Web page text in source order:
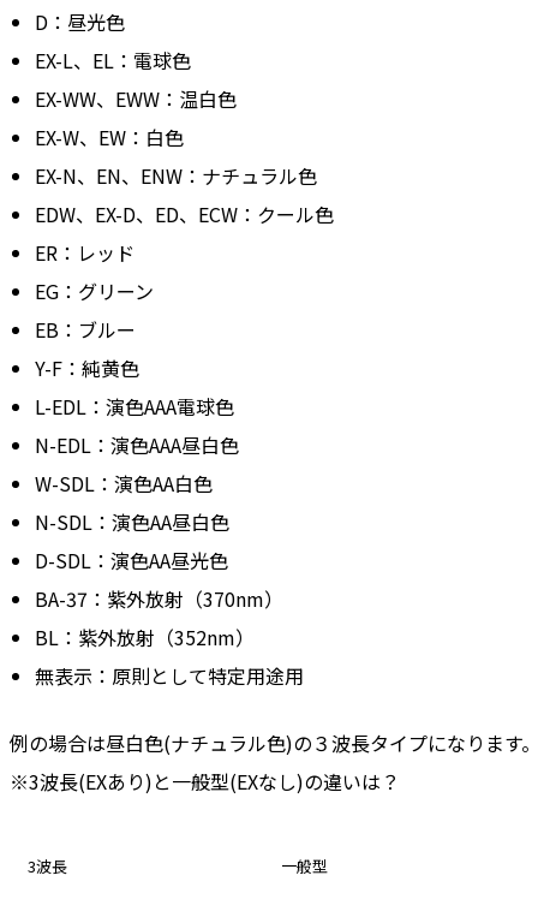
D：昼光色
EX-L、EL：電球色
EX-WW、EWW：温白色
EX-W、EW：白色
EX-N、EN、ENW：ナチュラル色
EDW、EX-D、ED、ECW：クール色
ER：レッド
EG：グリーン
EB：ブルー
Y-F：純黄色
L-EDL：演色AAA電球色
N-EDL：演色AAA昼白色
W-SDL：演色AA白色
N-SDL：演色AA昼白色
D-SDL：演色AA昼光色
BA-37：紫外放射（370nm）
BL：紫外放射（352nm）
無表示：原則として特定用途用
例の場合は昼白色(ナチュラル色)の３波長タイプになります
※3波長(EXあり)と一般型(EXなし)の違いは？
3波長 一般型